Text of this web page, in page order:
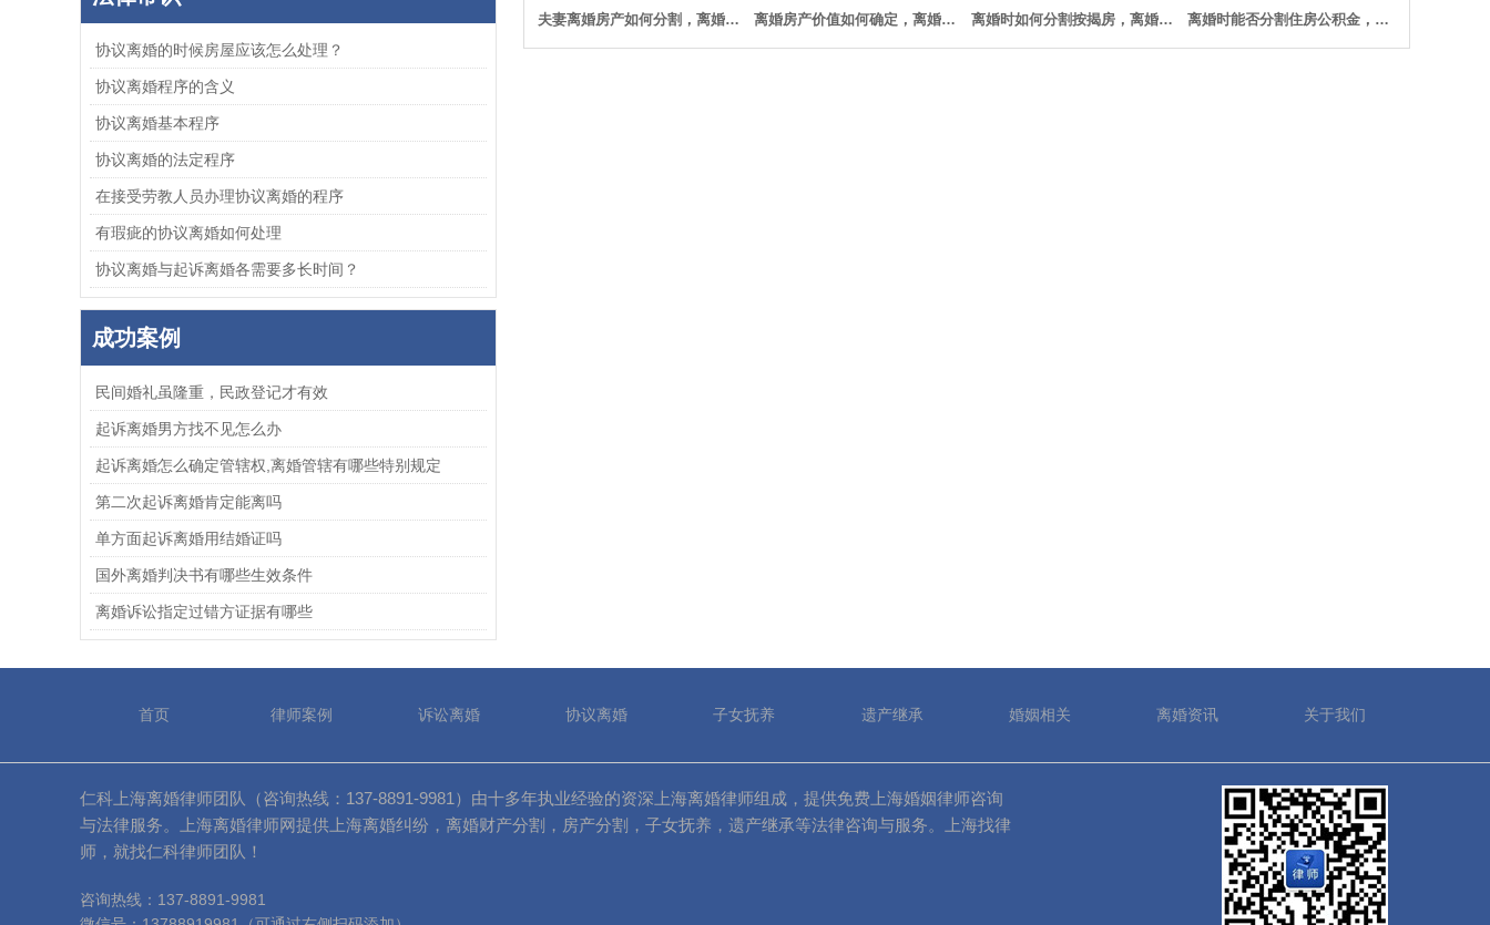
协议离婚的时候房屋应该怎么处理？
协议离婚程序的含义
协议离婚基本程序
协议离婚的法定程序
在接受劳教人员办理协议离婚的程序
有瑕疵的协议离婚如何处理
协议离婚与起诉离婚各需要多长时间？
成功案例
民间婚礼虽隆重，民政登记才有效
起诉离婚男方找不见怎么办
起诉离婚怎么确定管辖权,离婚管辖有哪些特别规定
第二次起诉离婚肯定能离吗
单方面起诉离婚用结婚证吗
国外离婚判决书有哪些生效条件
离婚诉讼指定过错方证据有哪些
夫妻离婚房产如何分割，离婚房产分割后如何过户 离婚房产价值如何确定，离婚房产如何分割 离婚时如何分割按揭房，离婚时怎样分割房改房 离婚时能否分割住房公积金，离婚时住房公积金如何分割
首页 律师案例 诉讼离婚 协议离婚 子女抚养 遗产继承 婚姻相关 离婚资讯 关于我们
仁科上海离婚律师团队（咨询热线：137-8891-9981）由十多年执业经验的资深上海离婚律师组成，提供免费上海婚姻律师咨询
与法律服务。上海离婚律师网提供上海离婚纠纷，离婚财产分割，房产分割，子女抚养，遗产继承等法律咨询与服务。上海找律
师，就找仁科律师团队！
咨询热线：137-8891-9981